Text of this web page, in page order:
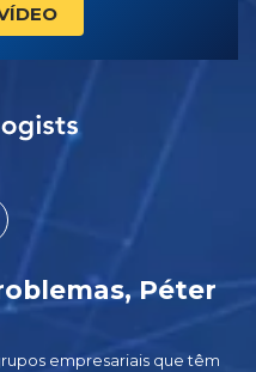
Péter
empresariais que têm